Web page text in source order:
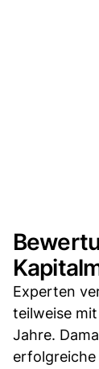
Experten
teilweise
Jahre.
erfolgreiche